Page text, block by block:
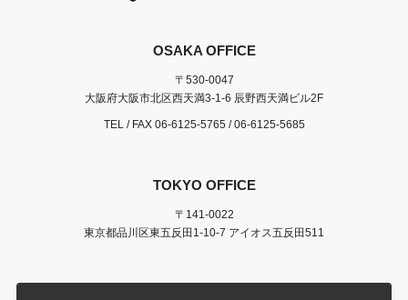
OSAKA OFFICE
〒530-0047
大阪府大阪市北区西天満3-1-6 辰野西天満ビル2F
TEL / FAX 06-6125-5765/ 06-6125-5685
TOKYO OFFICE
〒141-0022
東京都品川区東五反田1-10-7 アイオス五反田511